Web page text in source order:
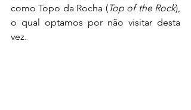
como Topo da Rocha (Top of the Rock),
o qual optamos por não visitar desta
vez.